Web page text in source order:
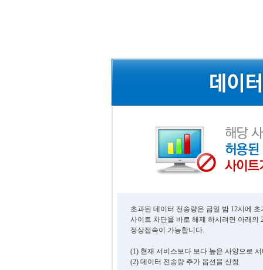
초과된 데이터 전송량은 금일 밤 12시에
사이트 차단을 바로 해제 하시려면 아래의
정상접속이 가능합니다.
(1) 현재 서비스보다 보다 높은 사양으로
(2) 데이터 전송량 추가 옵션을 신청